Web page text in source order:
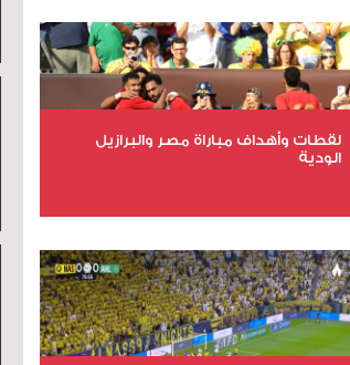
عدد المشاهدات 2003
لقطات وأهداف مباراة مصر والبرازيل
الودية
عدد المشاهدات 15928